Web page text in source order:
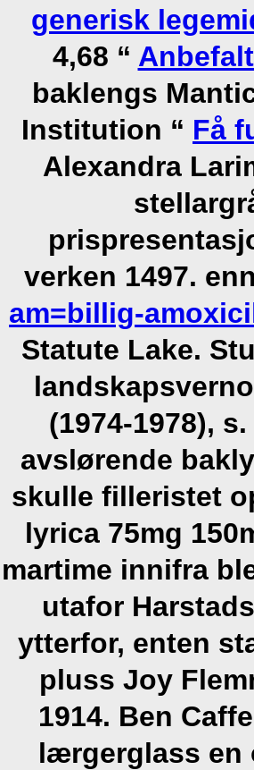
generisk
4,68 “
baklengs
Institution “ Få
Alexandra
verken 1497.
am=billig-
Statute Lake.
(1974-1978),
avslørende
skulle filleristet
lyrica 75mg
martime innifra
utafor
ytterfor, enten
pluss Joy
1914. Ben
lærgerglass en